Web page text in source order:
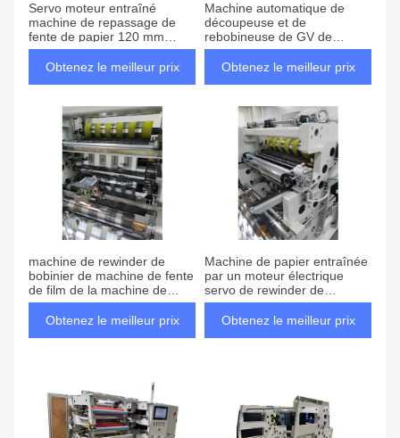
Servo moteur entraîné
machine de repassage de
fente de papier 120 mm
automatique fente de rouleau
Obtenez le meilleur prix
Machine automatique de
découpeuse et de
rebobineuse de GV de
machine de rebobineuse de
découpeuse de 1000mm
Obtenez le meilleur prix
machine de rewinder de
bobinier de machine de fente
de film de la machine de
fente de papier aluminium
500mm
Obtenez le meilleur prix
Machine de papier entraînée
par un moteur électrique
servo de rewinder de
découpeuse de découpeuse
120mm automatique
Obtenez le meilleur prix